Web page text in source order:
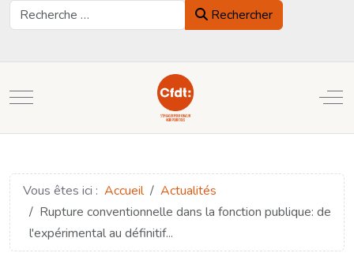
Rechercher
Rechercher
Mobile Menu Toggle
Vous êtes ici : Accueil
Actualités
Rupture conventionnelle dans la fonction publique: de
l'expérimental au définitif...